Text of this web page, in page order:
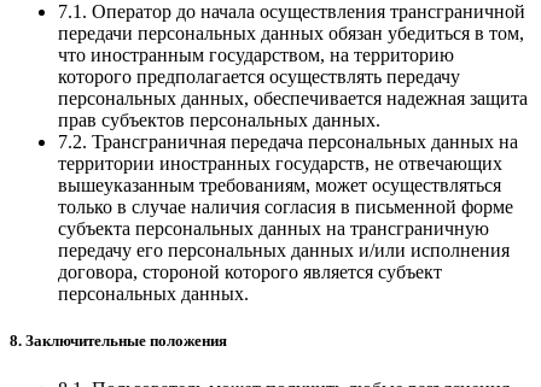
7.1. Оператор до начала осуществления трансграничной
передачи персональных данных обязан убедиться в том,
что иностранным государством, на территорию
которого предполагается осуществлять передачу
персональных данных, обеспечивается надежная защита
прав субъектов персональных данных.
7.2. Трансграничная передача персональных данных на
территории иностранных государств, не отвечающих
вышеуказанным требованиям, может осуществляться
только в случае наличия согласия в письменной форме
субъекта персональных данных на трансграничную
передачу его персональных данных и/или исполнения
договора, стороной которого является субъект
персональных данных.
8. Заключительные положения